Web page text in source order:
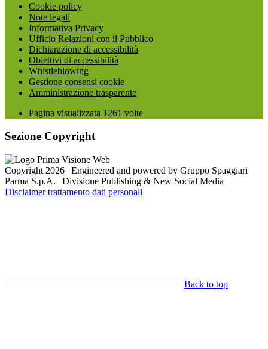
Cookie policy
Note legali
Informativa Privacy
Ufficio Relazioni con il Pubblico
Dichiarazione di accessibilità
Obiettivi di accessibilità
Whistleblowing
Gestione consensi cookie
Amministrazione trasparente
Pagina visualizzata 1261 volte
Sezione Copyright
Copyright 2026 | Engineered and powered by Gruppo Spaggiari
Parma S.p.A. | Divisione Publishing & New Social Media
Disclaimer trattamento dati personali
Back to top